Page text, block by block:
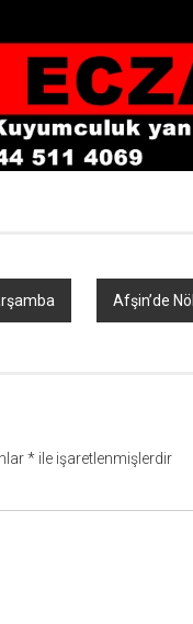
Afşin’de
* ile işaretlenmişlerdir